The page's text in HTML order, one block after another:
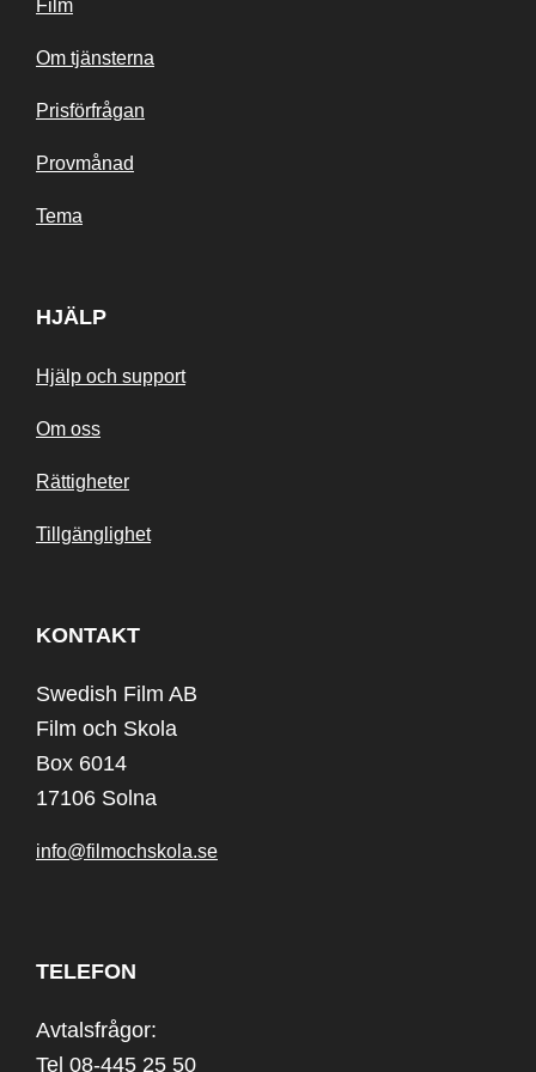
Film
Om tjänsterna
Prisförfrågan
Provmånad
Tema
HJÄLP
Hjälp och support
Om oss
Rättigheter
Tillgänglighet
KONTAKT
Swedish Film AB
Film och Skola
Box 6014
17106 Solna
info@filmochskola.se
TELEFON
Avtalsfrågor:
Tel 08-445 25 50